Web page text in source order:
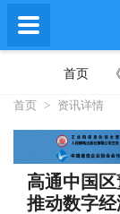
首页
首页 > 资讯详情
高通中国区
推动数字